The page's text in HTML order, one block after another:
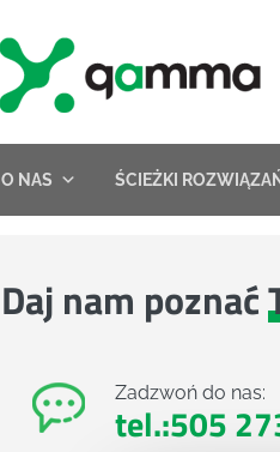
O NAS ŚCIEŻKI ROZWIĄZAŃ
Daj nam poznać
Zadzwoń do nas:
tel.:505